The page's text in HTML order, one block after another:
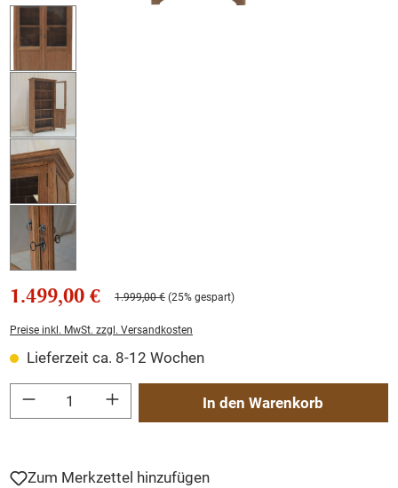
1.499,00 € 1.999,00 € (25% gespart)
Preise inkl. MwSt. zzgl. Versandkosten
Lieferzeit ca. 8-12 Wochen
Produkt Anzahl: Gib den gewünschten Wert ein oder benutze die Schaltflächen
In den Warenkorb
Zum Merkzettel hinzufügen